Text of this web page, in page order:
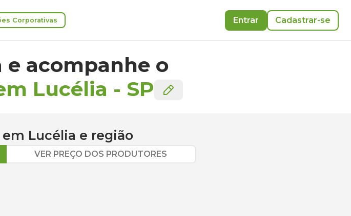
Corporativas Entrar Cadastrar-se
e acompanhe o
Lucélia - SP
em Lucélia e região
VER PREÇO DOS PRODUTORES